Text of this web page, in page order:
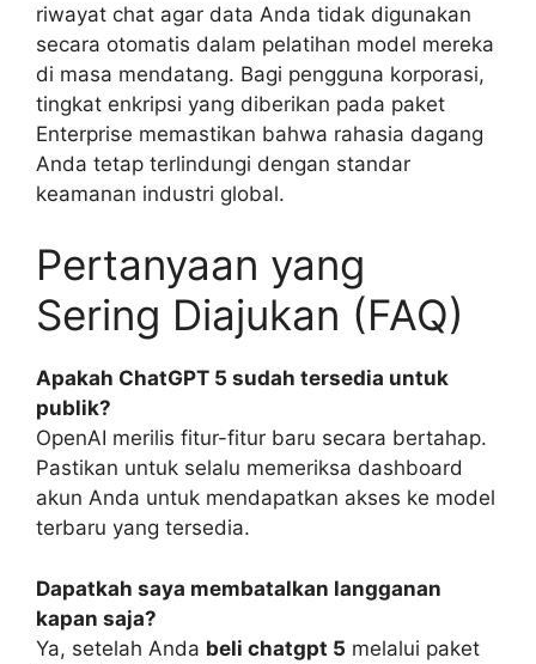
riwayat chat agar data Anda tidak digunakan
secara otomatis dalam pelatihan model mereka
di masa mendatang. Bagi pengguna korporasi,
tingkat enkripsi yang diberikan pada paket
Enterprise memastikan bahwa rahasia dagang
Anda tetap terlindungi dengan standar
keamanan industri global.
Pertanyaan yang
Sering Diajukan (FAQ)
Apakah ChatGPT 5 sudah tersedia untuk
publik?
OpenAI merilis fitur-fitur baru secara bertahap.
Pastikan untuk selalu memeriksa dashboard
akun Anda untuk mendapatkan akses ke model
terbaru yang tersedia.
Dapatkah saya membatalkan langganan
kapan saja?
Ya, setelah Anda beli chatgpt 5 melalui paket